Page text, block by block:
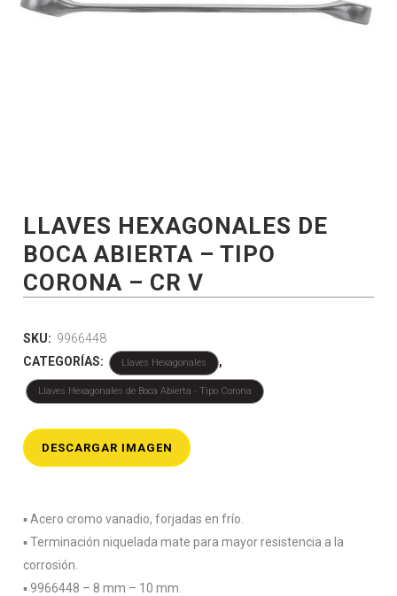
LLAVES HEXAGONALES DE
BOCA ABIERTA – TIPO
CORONA – CR V
SKU: 9966448
CATEGORÍAS:
Llaves Hexagonales ,
Llaves Hexagonales de Boca Abierta - Tipo Corona
DESCARGAR IMAGEN
▪️ Acero cromo vanadio, forjadas en frío.
▪️ Terminación niquelada mate para mayor resistencia a la
corrosión.
▪️ 9966448 – 8 mm – 10 mm.